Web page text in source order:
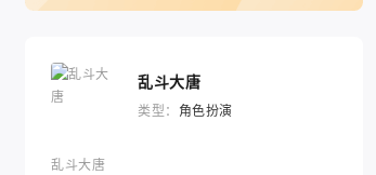
乱斗大唐
类型： 角色扮演
乱斗大唐